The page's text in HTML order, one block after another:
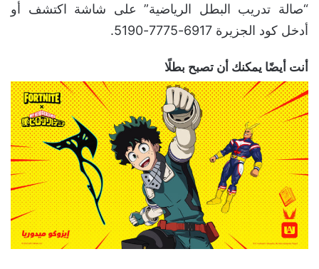
“صالة تدريب البطل الرياضية” على شاشة اكتشف أو
أدخل كود الجزيرة 6917-7775-5190.
أنت أيضًا يمكنك أن تصبح بطلًا